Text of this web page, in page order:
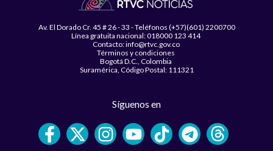
Av. El Dorado Cr. 45 # 26 - 33 - Teléfonos (+57)(601) 2200700
Línea gratuita nacional: 018000 123 414
Contacto: info@rtvc.gov.co
Términos y condiciones
Bogotá D.C., Colombia
Suramérica, Código Postal: 111321
Síguenos en